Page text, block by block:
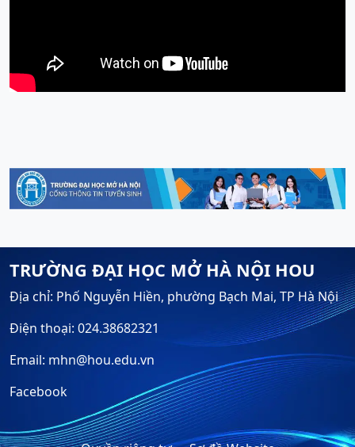
TRƯỜNG ĐẠI HỌC MỞ HÀ NỘI HOU
Địa chỉ: Phố Nguyễn Hiền, phường Bạch Mai, TP Hà Nội
Điện thoại: 024.38682321
Email: mhn@hou.edu.vn
Facebook